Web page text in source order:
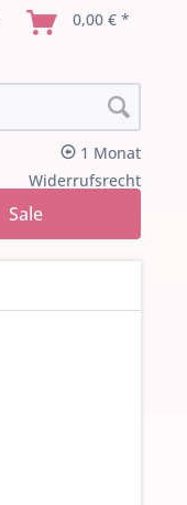
0,00 € *
1 Monat
Widerrufsrecht
Sale